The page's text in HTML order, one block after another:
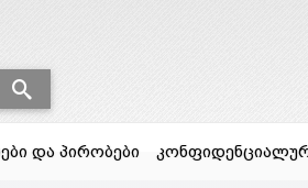
და პირობები